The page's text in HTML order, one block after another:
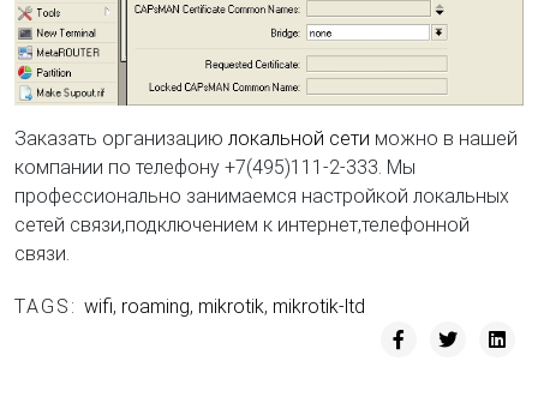
Заказать организацию локальной сети можно в нашей
компании по телефону +7(495)111-2-333. Мы
профессионально занимаемся настройкой локальных
сетей связи,подключением к интернет,телефонной
связи.
TAGS: wifi, roaming, mikrotik, mikrotik-ltd